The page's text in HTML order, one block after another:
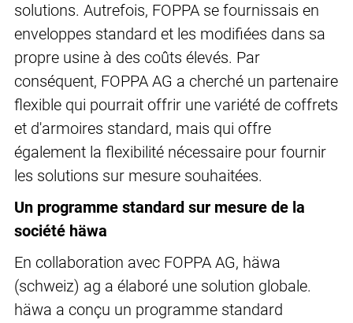
solutions. Autrefois, FOPPA se fournissais en
enveloppes standard et les modifiées dans sa
propre usine à des coûts élevés. Par
conséquent, FOPPA AG a cherché un partenaire
flexible qui pourrait offrir une variété de coffrets
et d'armoires standard, mais qui offre
également la flexibilité nécessaire pour fournir
les solutions sur mesure souhaitées.
Un programme standard sur mesure de la
société häwa
En collaboration avec FOPPA AG, häwa
(schweiz) ag a élaboré une solution globale.
häwa a conçu un programme standard